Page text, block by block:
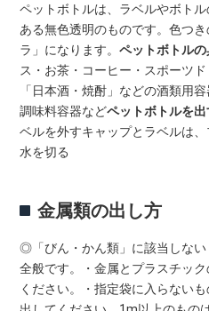
ペットボトルは、ラベルやボト
ある無色透明のものです。色つ
ラ」になります。ペットボトルの
ス・お茶・コーヒー・スポーツ
「日本酒・焼酎」などの酒類用
調味料容器などペットボトルを
ベルを外すキャップとラベルは
水を切る
金属類の出し方
◎「びん・かん類」に該当しな
全般です。・金属とプラスチッ
ください。・指定袋に入らない